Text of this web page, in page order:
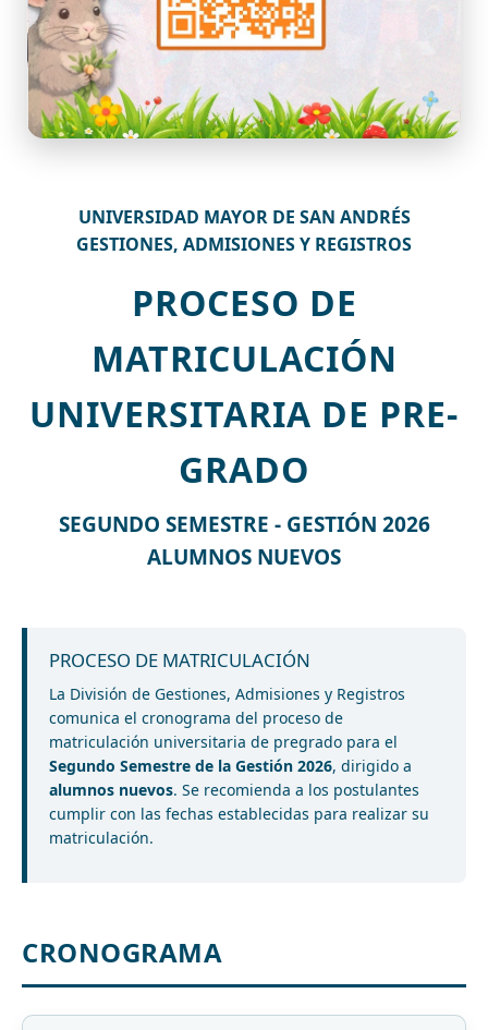
UNIVERSIDAD MAYOR DE SAN ANDRÉS
GESTIONES, ADMISIONES Y REGISTROS
PROCESO DE
MATRICULACIÓN
UNIVERSITARIA DE PRE-
GRADO
SEGUNDO SEMESTRE - GESTIÓN 2026
ALUMNOS NUEVOS
PROCESO DE MATRICULACIÓN
La División de Gestiones, Admisiones y Registros
comunica el cronograma del proceso de
matriculación universitaria de pregrado para el
Segundo Semestre de la Gestión 2026, dirigido a
alumnos nuevos. Se recomienda a los postulantes
cumplir con las fechas establecidas para realizar su
matriculación.
CRONOGRAMA